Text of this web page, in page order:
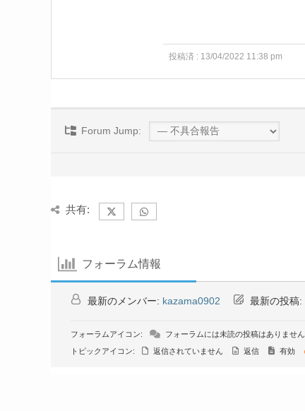
投稿済 : 13/04/2022 11:38 pm
Forum Jump:
共有:
フォーラム情報
最新のメンバー: kazama0902 最新の投稿:
フォーラムアイコン: フォーラムには未読の投稿はありません
トピックアイコン:
返信されていません 返信 有効